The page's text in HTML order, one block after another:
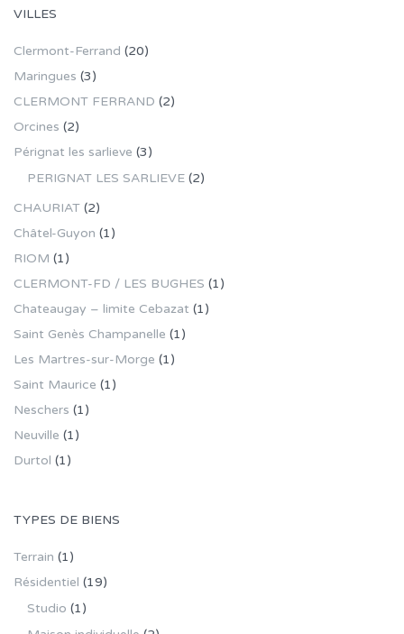
VILLES
Clermont-Ferrand (20)
Maringues (3)
CLERMONT FERRAND (2)
Orcines (2)
Pérignat les sarlieve (3)
PERIGNAT LES SARLIEVE (2)
CHAURIAT (2)
Châtel-Guyon (1)
RIOM (1)
CLERMONT-FD / LES BUGHES (1)
Chateaugay – limite Cebazat (1)
Saint Genès Champanelle (1)
Les Martres-sur-Morge (1)
Saint Maurice (1)
Neschers (1)
Neuville (1)
Durtol (1)
TYPES DE BIENS
Terrain (1)
Résidentiel (19)
Studio (1)